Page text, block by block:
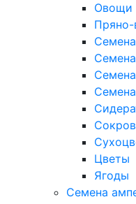
Овощи
Пряно-
Цветы
Ягоды
Семена